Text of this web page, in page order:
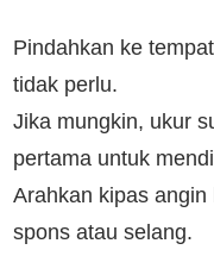
Pindahkan ke
tidak perlu.
Jika mungkin, ukur
pertama untuk
Arahkan kipas
spons atau selang.